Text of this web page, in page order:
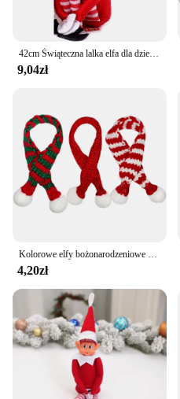
42cm Świąteczna lalka elfa dla dzieci Mini zabawki Elf Lalki na Boże Narodzenie Poseable Little Elf Shelf Sitters z zwisającymi nogami
9,04zł
Kolorowe elfy bożonarodzeniowe w szaliku Ozdoba świąteczna 2024 Prezenty noworoczne Stół bożonarodzeniowy Półka na książki Ozdoby choinkowe
4,20zł